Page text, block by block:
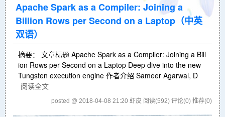
Apache Spark as a Compiler: Joining a
Billion Rows per Second on a Laptop（中英
双语）
摘要： 文章标题 Apache Spark as a Compiler: Joining a Bill
ion Rows per Second on a Laptop Deep dive into the new
Tungsten execution engine 作者介绍 Sameer Agarwal, D
阅读全文
posted @ 2018-04-08 21:20 虾皮 阅读(592) 评论(0) 推荐(0)